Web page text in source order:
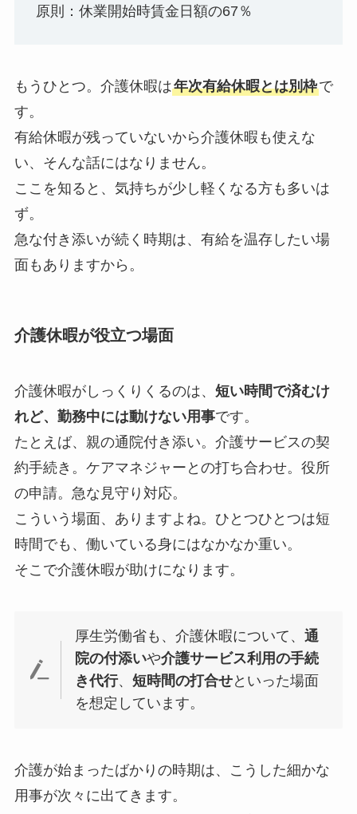
原則：休業開始時賃金日額の67％
もうひとつ。介護休暇は年次有給休暇とは別枠で
す。
有給休暇が残っていないから介護休暇も使えな
い、そんな話にはなりません。
ここを知ると、気持ちが少し軽くなる方も多いは
ず。
急な付き添いが続く時期は、有給を温存したい場
面もありますから。
介護休暇が役立つ場面
介護休暇がしっくりくるのは、 短い時間で済むけ
れど、勤務中には動けない用事です。
たとえば、親の通院付き添い。介護サービスの契
約手続き。ケアマネジャーとの打ち合わせ。役所
の申請。急な見守り対応。
こういう場面、ありますよね。ひとつひとつは短
時間でも、働いている身にはなかなか重い。
そこで介護休暇が助けになります。
厚生労働省も、介護休暇について、通
院の付添いや介護サービス利用の手続
き代行、短時間の打合せといった場面
を想定しています。
介護が始まったばかりの時期は、こうした細かな
用事が次々に出てきます。